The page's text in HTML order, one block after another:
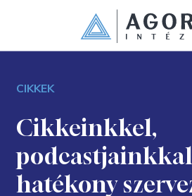
WEBINÁRJAINK
VEZETŐFEJLESZTÉS
VÁLLALATI TRÉNING
I LAND
NYÍLT KÉPZÉS
CIKKEK
Cikkeinkkel,
hatékony